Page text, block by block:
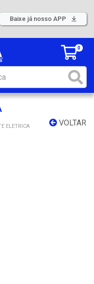
Baixe já nosso APP
0
VOLTAR
ELETRICA